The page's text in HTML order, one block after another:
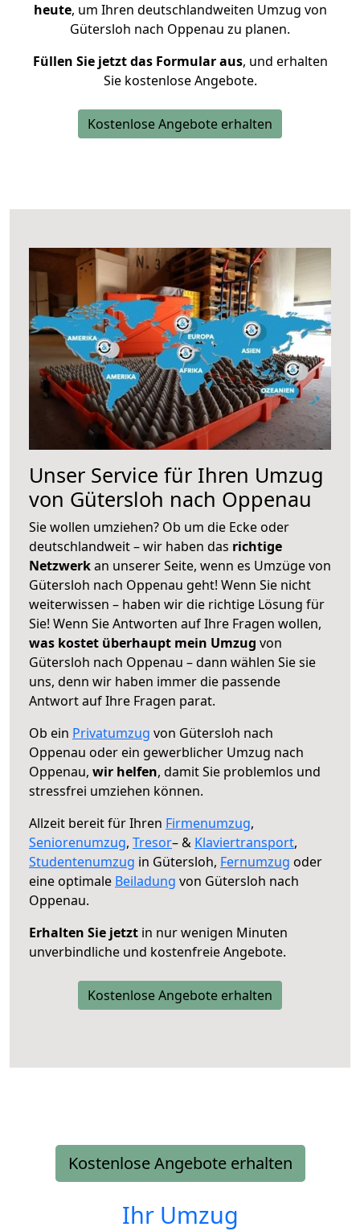
heute, um Ihren deutschlandweiten Umzug von
Gütersloh nach Oppenau zu planen.
Füllen Sie jetzt das Formular aus, und erhalten
Sie kostenlose Angebote.
Kostenlose Angebote erhalten
Unser Service für Ihren Umzug
von Gütersloh nach Oppenau
Sie wollen umziehen? Ob um die Ecke oder
deutschlandweit – wir haben das richtige
Netzwerkan unserer Seite, wenn es Umzüge von
Gütersloh nach Oppenau geht! Wenn Sie nicht
weiterwissen – haben wir die richtige Lösung für
Sie! Wenn Sie Antworten auf Ihre Fragen wollen,
was kostet überhaupt mein Umzug von
Gütersloh nach Oppenau – dann wählen Sie sie
uns, denn wir haben immer die passende
Antwort auf Ihre Fragen parat.
Ob ein Privatumzug von Gütersloh nach
Oppenau oder ein gewerblicher Umzug nach
Oppenau, wir helfen, damit Sie problemlos und
stressfrei umziehen können.
Allzeit bereit für Ihren Firmenumzug,
Seniorenumzug, Tresor– & Klaviertransport,
Studentenumzug in Gütersloh, Fernumzug oder
eine optimale Beiladung von Gütersloh nach
Oppenau.
Erhalten Sie jetzt in nur wenigen Minuten
unverbindliche und kostenfreie Angebote.
Kostenlose Angebote erhalten
Kostenlose Angebote erhalten
Ihr Umzug